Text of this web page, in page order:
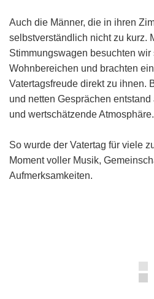
Auch die Männer, die in ihren
selbstverständlich nicht zu kurz.
Stimmungswagen besuchten
Wohnbereichen und brachten
Vatertagsfreude direkt zu ihnen.
und netten Gesprächen
und wertschätzende Atmosphäre.
So wurde der Vatertag für viele
Moment voller Musik,
Aufmerksamkeiten.